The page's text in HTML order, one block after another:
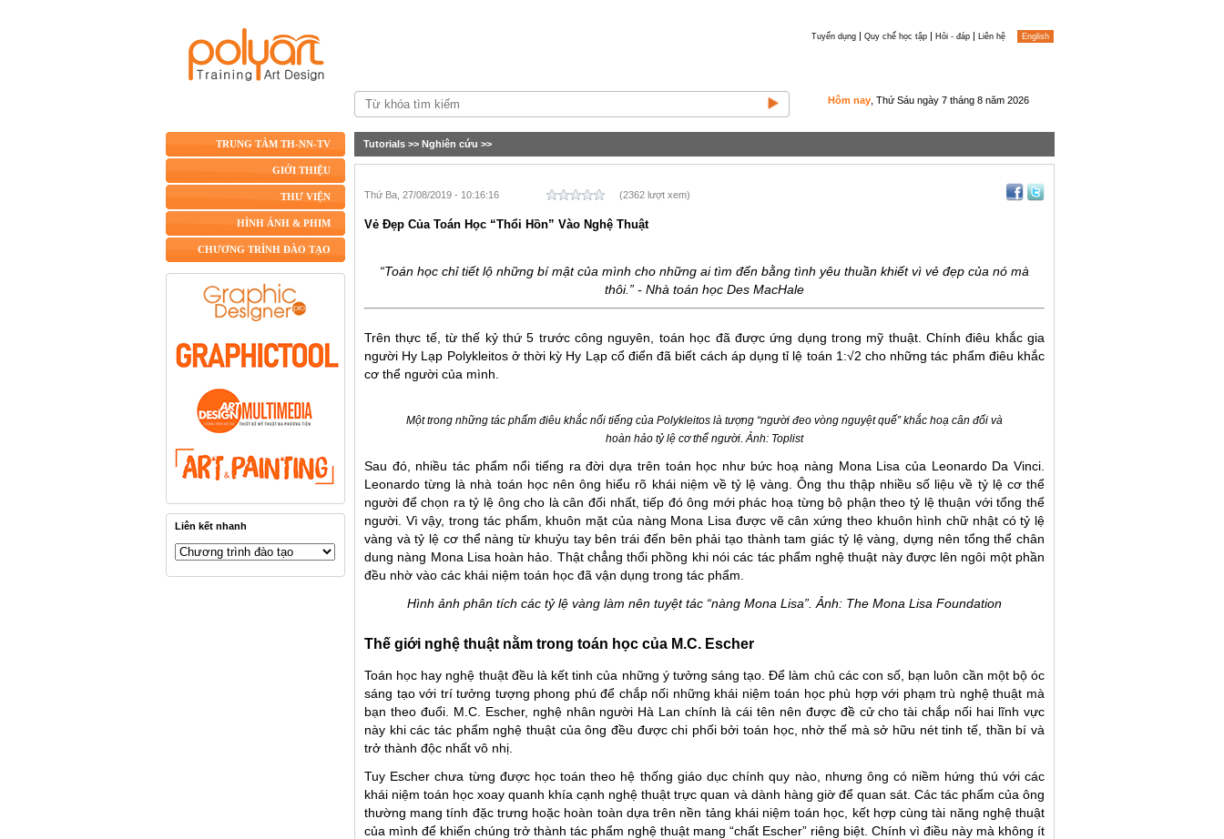
Tuyển dụng | Quy chế học tập | Hỏi - đáp | Liên hệ English
Hôm nay, Thứ Sáu ngày 7 tháng 8 năm 2026
TRUNG TÂM TH-NN-TV
GIỚI THIỆU
THƯ VIỆN
HÌNH ẢNH & PHIM
CHƯƠNG TRÌNH ĐÀO TẠO
Liên kết nhanh
Tutorials >> Nghiên cứu >>
Thứ Ba, 27/08/2019 - 10:16:16 (2362 lượt xem)
Vẻ Đẹp Của Toán Học “Thổi Hồn” Vào Nghệ Thuật
“Toán học chỉ tiết lộ những bí mật của mình cho những ai tìm đến bằng tình yêu thuần khiết vì vẻ đẹp của nó mà
thôi.” - Nhà toán học Des MacHale
Trên thực tế, từ thế kỷ thứ 5 trước công nguyên, toán học đã được ứng dụng trong mỹ thuật. Chính điêu khắc gia
người Hy Lạp Polykleitosở thời kỳ Hy Lạp cổ điển đã biết cách áp dụng tỉ lệ toán 1:√2 cho những tác phẩm điêu khắc
cơ thể người của mình.
Một trong những tác phẩm điêu khắc nổi tiếng của Polykleitos là tượng “người đeo vòng nguyệt quế” khắc hoạ cân đối và
hoàn hảo tỷ lệ cơ thể người. Ảnh: Toplist
Sau đó, nhiều tác phẩm nổi tiếng ra đời dựa trên toán học như bức hoạ nàng Mona Lisa của Leonardo Da Vinci.
Leonardo từng là nhà toán học nên ông hiểu rõ khái niệm về tỷ lệ vàng. Ông thu thập nhiều số liệu về tỷ lệ cơ thể
người để chọn ra tỷ lệ ông cho là cân đối nhất, tiếp đó ông mới phác hoạ từng bộ phận theo tỷ lệ thuận với tổng thể
người. Vì vậy, trong tác phẩm, khuôn mặt của nàng Mona Lisa được vẽ cân xứng theo khuôn hình chữ nhật có tỷ lệ
vàng và tỷ lệ cơ thể nàng từ khuỷu tay bên trái đến bên phải tạo thành tam giác tỷ lệ vàng, dựng nên tổng thể chân
dung nàng Mona Lisa hoàn hảo. Thật chẳng thổi phồng khi nói các tác phẩm nghệ thuật này được lên ngôi một phần
đều nhờ vào các khái niệm toán học đã vận dụng trong tác phẩm.
Hình ảnh phân tích các tỷ lệ vàng làm nên tuyệt tác “nàng Mona Lisa”. Ảnh: The Mona Lisa Foundation
Thế giới nghệ thuật nằm trong toán học của M.C. Escher
Toán học hay nghệ thuật đều là kết tinh của những ý tưởng sáng tạo. Để làm chủ các con số, bạn luôn cần một bộ óc
sáng tạo với trí tưởng tượng phong phú để chắp nối những khái niệm toán học phù hợp với phạm trù nghệ thuật mà
bạn theo đuổi. M.C. Escher, nghệ nhân người Hà Lan chính là cái tên nên được đề cử cho tài chắp nối hai lĩnh vực
này khi các tác phẩm nghệ thuật của ông đều được chi phối bởi toán học, nhờ thế mà sở hữu nét tinh tế, thần bí và
trở thành độc nhất vô nhị.
Tuy Escher chưa từng được học toán theo hệ thống giáo dục chính quy nào, nhưng ông có niềm hứng thú với các
khái niệm toán học xoay quanh khía cạnh nghệ thuật trực quan và dành hàng giờ để quan sát. Các tác phẩm của ông
thường mang tính đặc trưng hoặc hoàn toàn dựa trên nền tảng khái niệm toán học, kết hợp cùng tài năng nghệ thuật
của mình để khiến chúng trở thành tác phẩm nghệ thuật mang “chất Escher” riêng biệt. Chính vì điều này mà không ít